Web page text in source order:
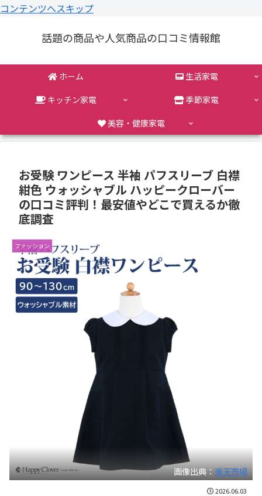
コンテンツへスキップ
話題の商品や人気商品の口コミ情報館
ホーム
生活家電
キッチン家電
季節家電
美容・健康家電
お受験 ワンピース 半袖 パフスリーブ 白襟
紺色 ウォッシャブル ハッピークローバー
の口コミ評判！最安値やどこで買えるか徹
底調査
ファッション
画像出典：楽天市場
2026.06.03